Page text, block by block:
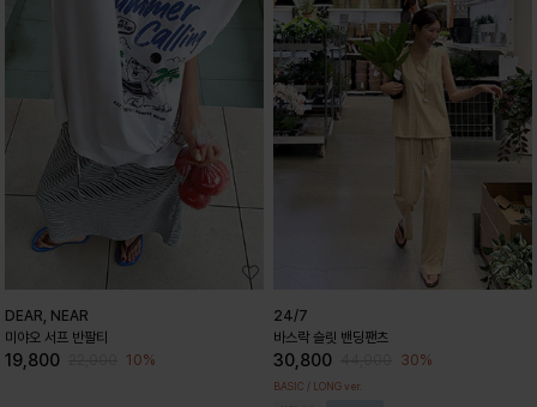
DEAR, NEAR
미야오 서프 반팔티
19,800 10%
24/7
바스락 슬릿 밴딩팬츠
30,800 30%
BASIC / LONG ver.